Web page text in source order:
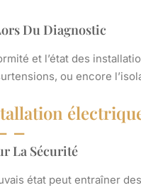
Du Diagnostic
et l’état des
ou encore
La Sécurité
état peut entraîner